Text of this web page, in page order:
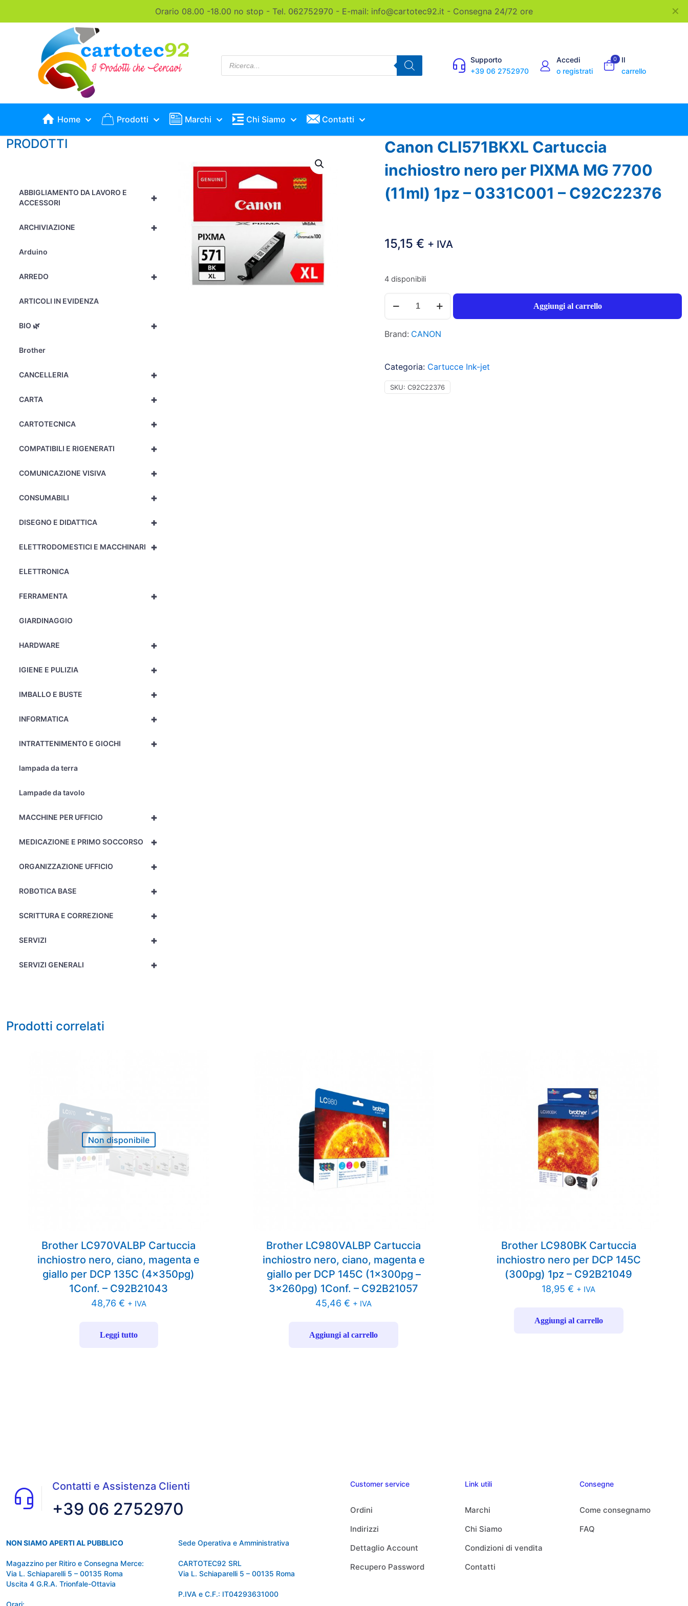
Orario 08.00 -18.00 no stop - Tel. 062752970 - E-mail: info@cartotec92.it - Consegna 24/72 ore ✕
Products
search
Supporto
+39 06 2752970
Accedi
o registrati
0
Il
carrello
Home Prodotti Marchi Chi Siamo Contatti
PRODOTTI
+
ABBIGLIAMENTO DA LAVORO E
ACCESSORI
+
ARCHIVIAZIONE
Arduino
+
ARREDO
ARTICOLI IN EVIDENZA
+
BIO 🌿
Brother
+
CANCELLERIA
+
CARTA
+
CARTOTECNICA
+
COMPATIBILI E RIGENERATI
+
COMUNICAZIONE VISIVA
+
CONSUMABILI
+
DISEGNO E DIDATTICA
+
ELETTRODOMESTICI E MACCHINARI
ELETTRONICA
+
FERRAMENTA
GIARDINAGGIO
+
HARDWARE
+
IGIENE E PULIZIA
+
IMBALLO E BUSTE
+
INFORMATICA
+
INTRATTENIMENTO E GIOCHI
lampada da terra
Lampade da tavolo
+
MACCHINE PER UFFICIO
+
MEDICAZIONE E PRIMO SOCCORSO
+
ORGANIZZAZIONE UFFICIO
+
ROBOTICA BASE
+
SCRITTURA E CORREZIONE
+
SERVIZI
+
SERVIZI GENERALI
Canon CLI571BKXL Cartuccia
inchiostro nero per PIXMA MG 7700
(11ml) 1pz – 0331C001 – C92C22376
15,15€ + IVA
4 disponibili
CLI571BKXL
inchiostro
PIXMA
MG
7700
Aggiungi al carrello
Brand: CANON
Categoria: Cartucce Ink-jet
SKU:C92C22376
Prodotti correlati
Non disponibile
Brother LC970VALBP Cartuccia
inchiostro nero, ciano, magenta e
giallo per DCP 135C (4x350pg)
1Conf. – C92B21043
48,76 € + IVA
Leggi tutto
Brother LC980VALBP Cartuccia
inchiostro nero, ciano, magenta e
giallo per DCP 145C (1x300pg –
3x260pg) 1Conf. – C92B21057
45,46€ + IVA
Aggiungi al carrello
Brother LC980BK Cartuccia
inchiostro nero per DCP 145C
(300pg) 1pz – C92B21049
18,95€ + IVA
Aggiungi al carrello
Contatti e Assistenza Clienti
+39 06 2752970
NON SIAMO APERTI AL PUBBLICO
Magazzino per Ritiro e Consegna Merce:
Via L. Schiaparelli 5 – 00135 Roma
Uscita 4 G.R.A. Trionfale-Ottavia
Sede Operativa e Amministrativa
CARTOTEC92 SRL
Via L. Schiaparelli 5 – 00135 Roma
P.IVA e C.F.: IT04293631000
Customer service
Ordini
Indirizzi
Dettaglio Account
Recupero Password
Link utili
Marchi
Chi Siamo
Condizioni di vendita
Contatti
Consegne
Come consegnamo
FAQ